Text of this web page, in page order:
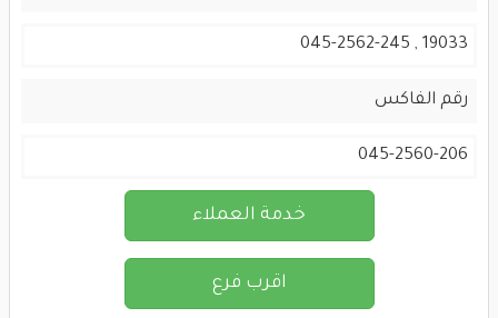
19033 , 045-2562-245
رقم الفاكس
045-2560-206
خدمة العملاء
اقرب فرع